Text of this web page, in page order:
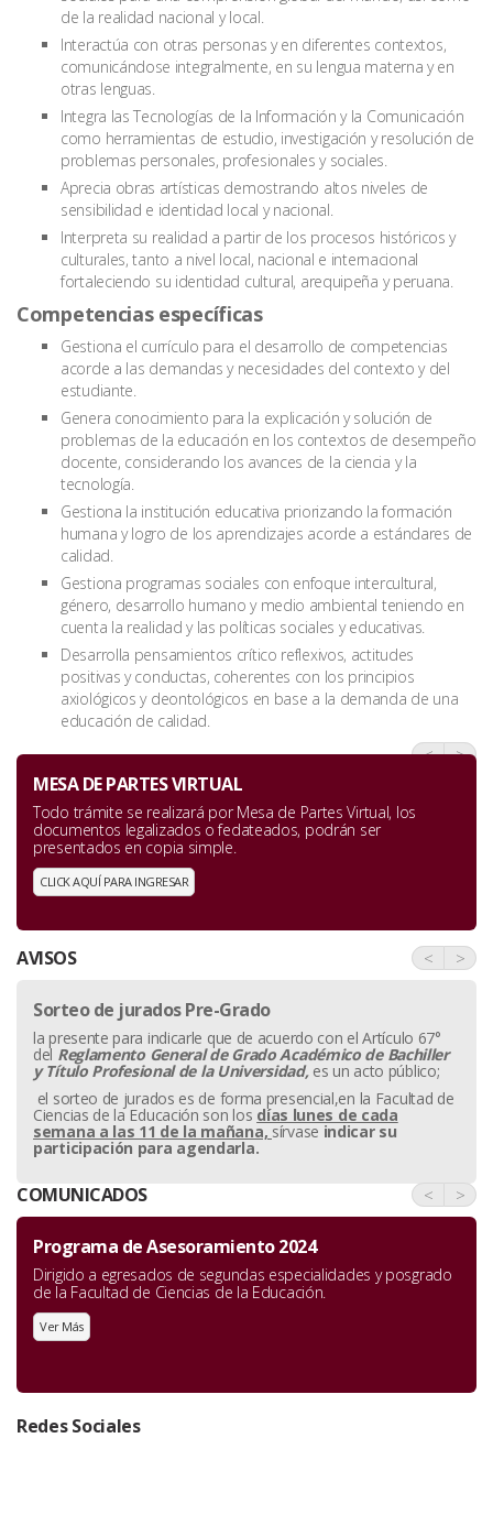
de la realidad nacional y local.
Interactúa con otras personas y en diferentes contextos,
comunicándose integralmente, en su lengua materna y en
otras lenguas.
Integra las Tecnologías de la Información y la Comunicación
como herramientas de estudio, investigación y resolución de
problemas personales, profesionales y sociales.
Aprecia obras artísticas demostrando altos niveles de
sensibilidad e identidad local y nacional.
Interpreta su realidad a partir de los procesos históricos y
culturales, tanto a nivel local, nacional e internacional
fortaleciendo su identidad cultural, arequipeña y peruana.
Competencias específicas
Gestiona el currículo para el desarrollo de competencias
acorde a las demandas y necesidades del contexto y del
estudiante.
Genera conocimiento para la explicación y solución de
problemas de la educación en los contextos de desempeño
docente, considerando los avances de la ciencia y la
tecnología.
Gestiona la institución educativa priorizando la formación
humana y logro de los aprendizajes acorde a estándares de
calidad.
Gestiona programas sociales con enfoque intercultural,
género, desarrollo humano y medio ambiental teniendo en
cuenta la realidad y las políticas sociales y educativas.
Desarrolla pensamientos crítico reflexivos, actitudes
positivas y conductas, coherentes con los principios
axiológicos y deontológicos en base a la demanda de una
educación de calidad.
< >
MESA DE PARTES VIRTUAL
Todo trámite se realizará por Mesa de Partes Virtual, los
documentos legalizados o fedateados, podrán ser
presentados en copia simple.
CLICK AQUÍ PARA INGRESAR
AVISOS < >
Sorteo de jurados Pre-Grado
la presente para indicarle que de acuerdo con el Artículo 67°
del Reglamento General de Grado Académico de Bachiller
yTítulo Profesional de la Universidad, es un acto público;
el sorteo de jurados es de forma presencial,en la Facultad de
Ciencias de la Educación son los días lunes de cada
semana a las 11 de la mañana, sírvase indicar su
participación para agendarla.
COMUNICADOS < >
Programa de Asesoramiento 2024
Dirigido a egresados de segundas especialidades y posgrado
de la Facultad de Ciencias de la Educación.
Ver Más
Redes Sociales